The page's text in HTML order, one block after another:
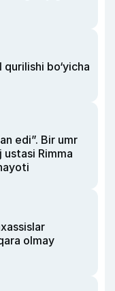
bo‘yicha
edi”. Bir umr
Rimma
olmay